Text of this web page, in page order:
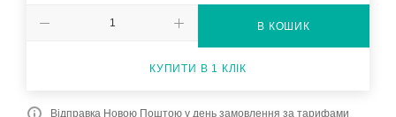
В КОШИК
КУПИТИ В 1 КЛІК
Відправка Новою Поштою у день замовлення за тарифами